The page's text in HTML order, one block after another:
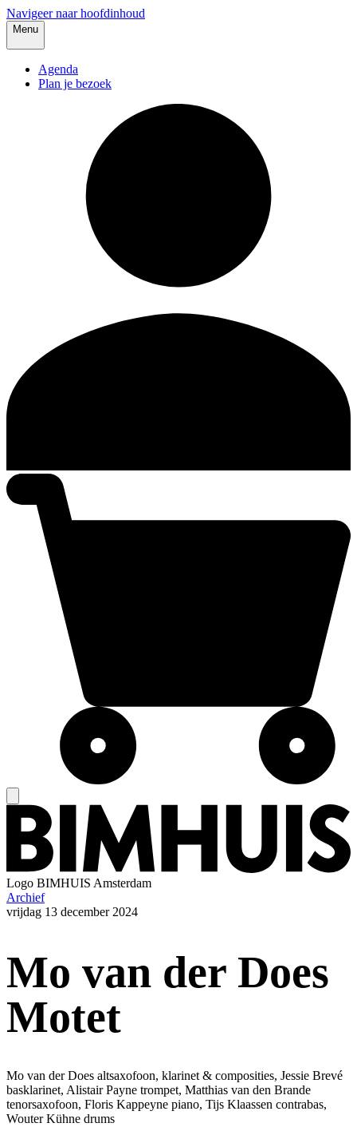
Navigeer naar hoofdinhoud
Menu
Agenda
Plan je bezoek
Logo BIMHUIS Amsterdam
Archief
vrijdag 13 december 2024
Mo van der Does
Motet
Mo van der Does altsaxofoon, klarinet & composities, Jessie Brevé
basklarinet, Alistair Payne trompet, Matthias van den Brande
tenorsaxofoon, Floris Kappeyne piano, Tijs Klaassen contrabas,
Wouter Kühne drums